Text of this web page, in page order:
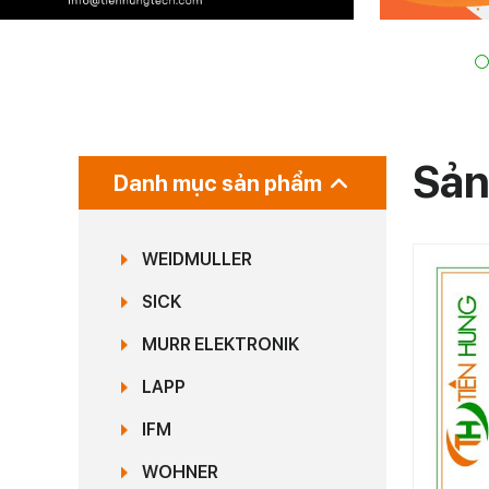
Danh mục sản phẩm
WEIDMULLER
SICK
MURR ELEKTRONIK
LAPP
IFM
WOHNER